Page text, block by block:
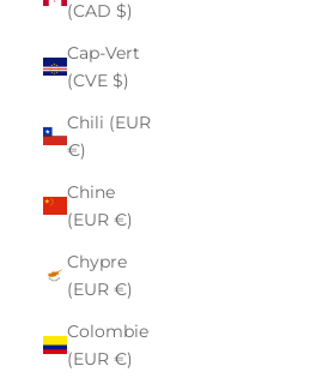
(CAD $)
Cap-Vert
(CVE $)
Chili (EUR
€)
Chine
(EUR €)
Chypre
(EUR €)
Colombie
(EUR €)